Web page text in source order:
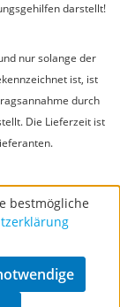
darstellt!
nur solange der
ist, ist
durch
Die Lieferzeit ist
bestmögliche